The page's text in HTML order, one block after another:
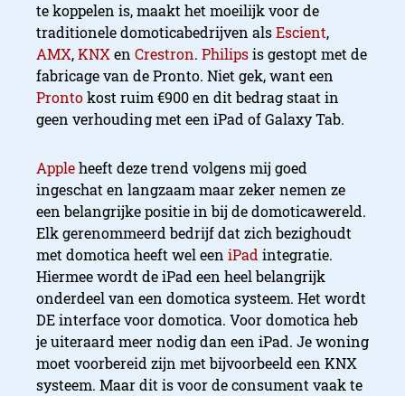
te koppelen is, maakt het moeilijk voor de
traditionele domoticabedrijven alsEscient,
AMX,KNXen Crestron. Philipsis gestopt met de
fabricage van de Pronto. Niet gek, want een
Prontokost ruim €900 en dit bedrag staat in
geen verhouding met een iPad of Galaxy Tab.
Appleheeft deze trend volgens mij goed
ingeschat en langzaam maar zeker nemen ze
een belangrijke positie in bij de domoticawereld.
Elk gerenommeerd bedrijf dat zich bezighoudt
met domotica heeft wel een iPad integratie.
Hiermee wordt de iPad een heel belangrijk
onderdeel van een domotica systeem. Het wordt
DE interface voor domotica. Voor domotica heb
je uiteraard meer nodig dan een iPad. Je woning
moet voorbereid zijn met bijvoorbeeld een KNX
systeem. Maar dit is voor de consument vaak te